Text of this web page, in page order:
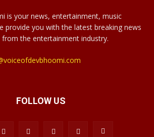
is your news, entertainment, music
provide you with the latest breaking news
the entertainment industry.
FOLLOW US